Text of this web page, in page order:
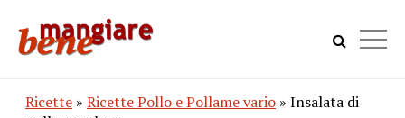
Ricette » Ricette Pollo e Pollame vario » Insalata di